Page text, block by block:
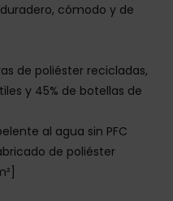
cómodo y de
de poliéster recicladas,
y 45% de botellas de
al agua sin PFC
de poliéster